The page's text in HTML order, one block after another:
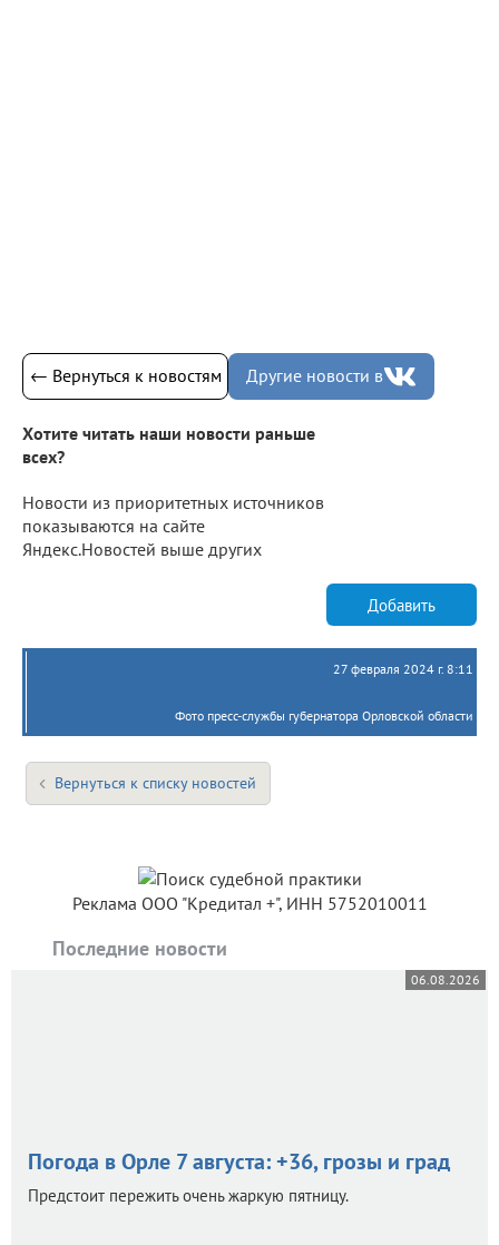
← Вернуться к новостям Другие новости в
Хотите читать наши новости раньше
всех?
Новости из приоритетных источников
показываются на сайте
Яндекс.Новостей выше других
Добавить
27 февраля 2024 г. 8:11
Фото пресс-службы губернатора Орловской области
Вернуться к списку новостей
Реклама ООО "Кредитал +", ИНН 5752010011
Последние новости
06.08.2026
Погода в Орле 7 августа: +36, грозы и град
Предстоит пережить очень жаркую пятницу.